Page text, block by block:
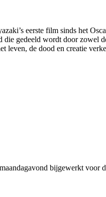
eerste film sinds het
die gedeeld wordt door zowel
leven, de dood en creatie
bijgewerkt voor